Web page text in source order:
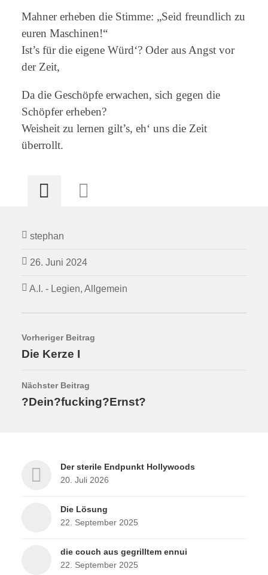
Mahner erheben die Stimme: „Seid freundlich zu
euren Maschinen!“
Ist’s für die eigene Würd‘? Oder aus Angst vor
der Zeit,
Da die Geschöpfe erwachen, sich gegen die
Schöpfer erheben?
Weisheit zu lernen gilt’s, eh‘ uns die Zeit
überrollt.
stephan
26. Juni 2024
A.I. - Legien, Allgemein
Vorheriger Beitrag
Die Kerze I
Nächster Beitrag
?Dein?fucking?Ernst?
Der sterile Endpunkt Hollywoods
20. Juli 2026
Die Lösung
22. September 2025
die couch aus gegrilltem ennui
22. September 2025